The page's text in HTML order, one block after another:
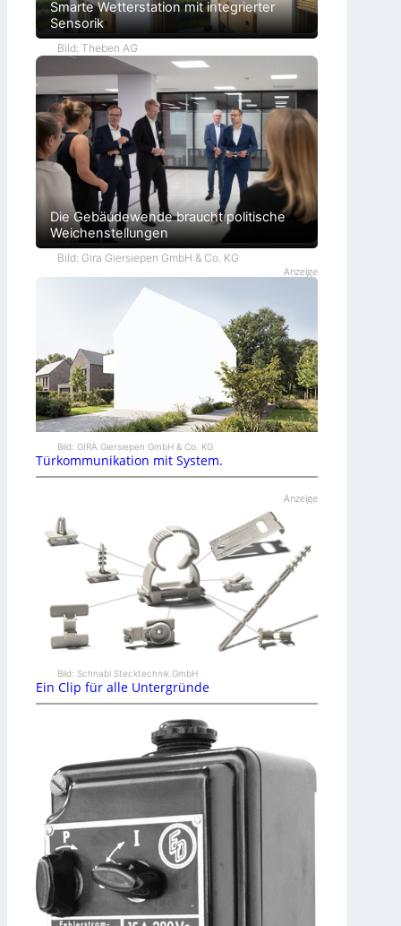
Smarte Wetterstation mit integrierter
Sensorik
Bild: Theben AG
Die Gebäudewende braucht politische
Weichenstellungen
Bild: Gira Giersiepen GmbH & Co. KG
Anzeige
Bild: GIRA Giersiepen GmbH & Co. KG
Türkommunikation mit System.
Anzeige
Bild: Schnabl Stecktechnik GmbH
Ein Clip für alle Untergründe